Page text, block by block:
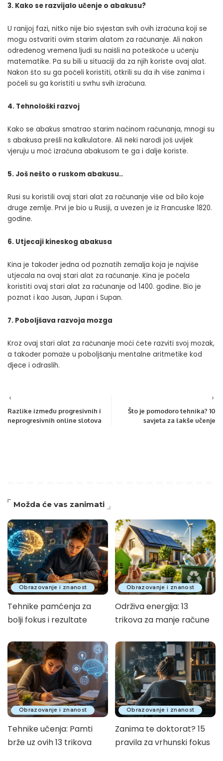
3. Kako se razvijalo učenje o abakusu?
U ranijoj fazi, nitko nije bio svjestan svih ovih izračuna koji se
mogu ostvariti ovim starim alatom za računanje. Ali nakon
određenog vremena ljudi su naišli na poteškoće u učenju
matematike. Pa su bili u situaciji da za njih koriste ovaj alat.
Nakon što su ga počeli koristiti, otkrili su da ih više zanima i
počeli su ga koristiti u svrhu svih izračuna.
4. Tehnološki razvoj
Kako se abakus smatrao starim načinom računanja, mnogi su
s abakusa prešli na kalkulatore. Ali neki narodi još uvijek
vjeruju u moć izračuna abakusom te ga i dalje koriste.
5. Još nešto o ruskom abakusu..
Rusi su koristili ovaj stari alat za računanje više od bilo koje
druge zemlje. Prvi je bio u Rusiji, a uvezen je iz Francuske 1820.
godine.
6. Utjecaji kineskog abakusa
Kina je također jedna od poznatih zemalja koja je najviše
utjecala na ovaj stari alat za računanje. Kina je počela
koristiti ovaj stari alat za računanje od 1400. godine. Bio je
poznat i kao Jusan, Jupan i Supan.
7. Poboljšava razvoja mozga
Kroz ovaj stari alat za računanje moći ćete razviti svoj mozak,
a također pomaže u poboljšanju mentalne aritmetike kod
djece i odraslih.
Razlike između progresivnih i
neprogresivnih online slotova
Što je pomodoro tehnika? 10
savjeta za lakše učenje
Možda će vas zanimati
Obrazovanje i znanost
Tehnike pamćenja za
bolji fokus i rezultate
Obrazovanje i znanost
Održiva energija: 13
trikova za manje račune
Obrazovanje i znanost
Tehnike učenja: Pamti
brže uz ovih 13 trikova
Obrazovanje i znanost
Zanima te doktorat? 15
pravila za vrhunski fokus